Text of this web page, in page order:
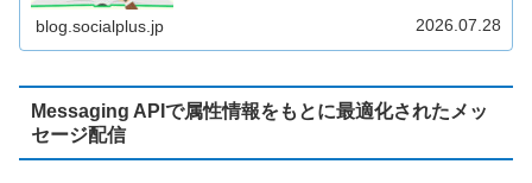
インの特徴や導入方法、LINEログイン導入後の活用事例を
blog.socialplus.jp 2026.07.28
Messaging APIで属性情報をもとに最適化されたメッ
セージ配信